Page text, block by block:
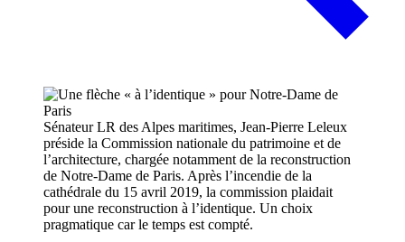
Sénateur LR des Alpes maritimes, Jean-Pierre Leleux
préside la Commission nationale du patrimoine et de
l’architecture, chargée notamment de la reconstruction
de Notre-Dame de Paris. Après l’incendie de la
cathédrale du 15 avril 2019, la commission plaidait
pour une reconstruction à l’identique. Un choix
pragmatique car le temps est compté.